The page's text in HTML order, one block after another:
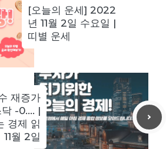
[오늘의 운세] 2022
년 11월 2일 수요일 |
띠별 운세
재증가
닥 -0…. |
경제 읽
11월 2일